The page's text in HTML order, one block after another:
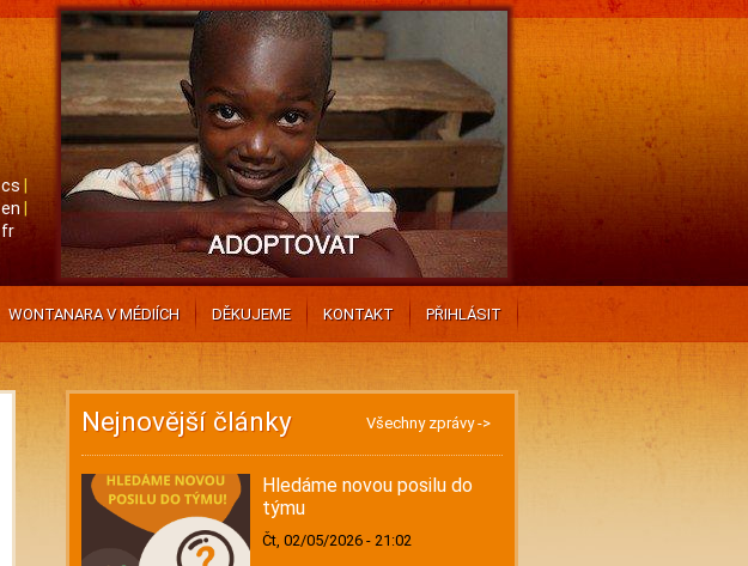
cs
en
fr
WONTANARA V MÉDIÍCH DĚKUJEME KONTAKT PŘIHLÁSIT
Nejnovější články Všechny zprávy ->
Hledáme novou posilu do
týmu
Čt, 02/05/2026 - 21:02